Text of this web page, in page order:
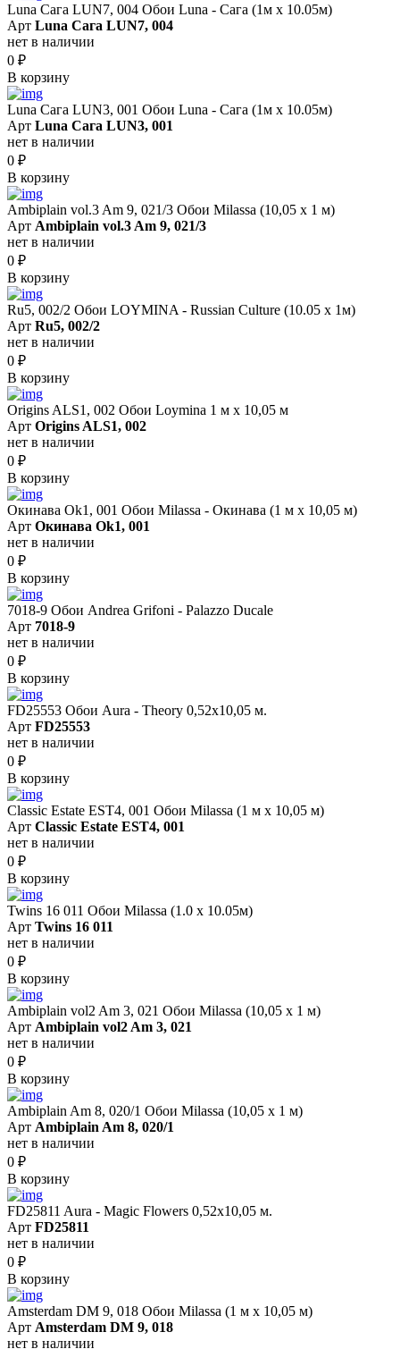
Luna Сага LUN7, 004 Обои Luna - Сага (1м х 10.05м)
Арт Luna Сага LUN7, 004
нет в наличии
0 ₽
В корзину
Luna Сага LUN3, 001 Обои Luna - Сага (1м х 10.05м)
Арт Luna Сага LUN3, 001
нет в наличии
0 ₽
В корзину
Ambiplain vol.3 Am 9, 021/3 Обои Milassa (10,05 х 1 м)
Арт Ambiplain vol.3 Am 9, 021/3
нет в наличии
0 ₽
В корзину
Ru5, 002/2 Обои LOYMINA - Russian Culture (10.05 х 1м)
Арт Ru5, 002/2
нет в наличии
0 ₽
В корзину
Origins ALS1, 002 Обои Loymina 1 м х 10,05 м
Арт Origins ALS1, 002
нет в наличии
0 ₽
В корзину
Окинава Ok1, 001 Обои Milassa - Окинава (1 м х 10,05 м)
Арт Окинава Ok1, 001
нет в наличии
0 ₽
В корзину
7018-9 Обои Andrea Grifoni - Palazzo Ducale
Арт 7018-9
нет в наличии
0 ₽
В корзину
FD25553 Обои Aura - Theory 0,52x10,05 м.
Арт FD25553
нет в наличии
0 ₽
В корзину
Classic Estate EST4, 001 Обои Milassa (1 м х 10,05 м)
Арт Classic Estate EST4, 001
нет в наличии
0 ₽
В корзину
Twins 16 011 Обои Milassa (1.0 х 10.05м)
Арт Twins 16 011
нет в наличии
0 ₽
В корзину
Ambiplain vol2 Am 3, 021 Обои Milassa (10,05 х 1 м)
Арт Ambiplain vol2 Am 3, 021
нет в наличии
0 ₽
В корзину
Ambiplain Am 8, 020/1 Обои Milassa (10,05 х 1 м)
Арт Ambiplain Am 8, 020/1
нет в наличии
0 ₽
В корзину
FD25811 Aura - Magic Flowers 0,52x10,05 м.
Арт FD25811
нет в наличии
0 ₽
В корзину
Amsterdam DM 9, 018 Обои Milassa (1 м х 10,05 м)
Арт Amsterdam DM 9, 018
нет в наличии